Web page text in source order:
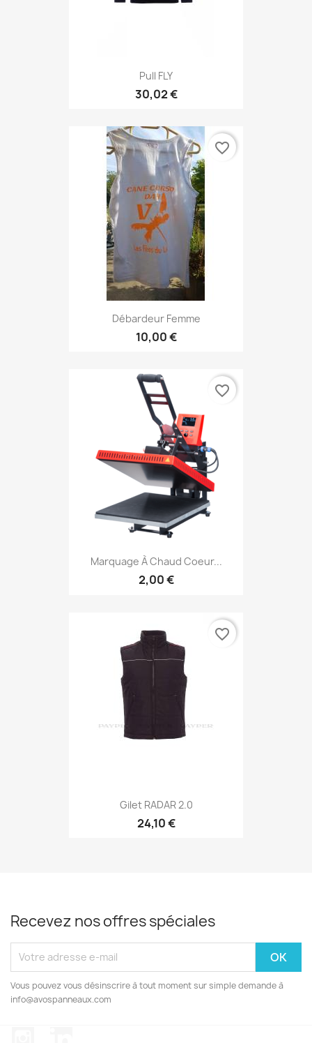
Pull FLY
30,02 €
Débardeur Femme
10,00 €
favorite_border
Marquage À Chaud Coeur...
2,00 €
favorite_border
Gilet RADAR 2.0
24,10 €
favorite_border
Recevez nos offres spéciales
Vous pouvez vous désinscrire à tout moment sur simple demande à
info@avospanneaux.com